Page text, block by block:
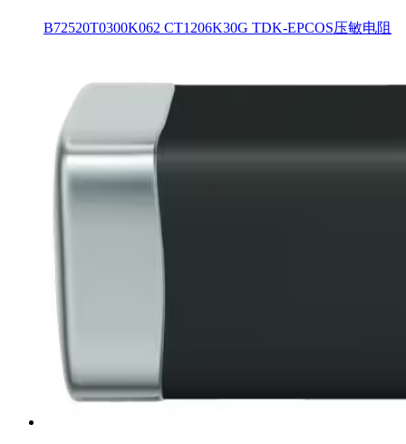
B72520T0300K062 CT1206K30G TDK-EPCOS压敏电阻